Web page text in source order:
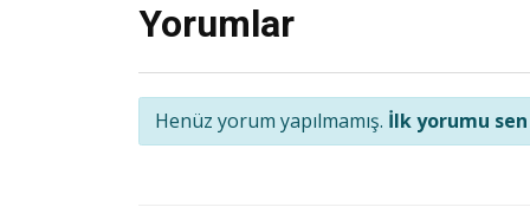
Yorumlar
Henüz yorum yapılmamış. İlk yorumu